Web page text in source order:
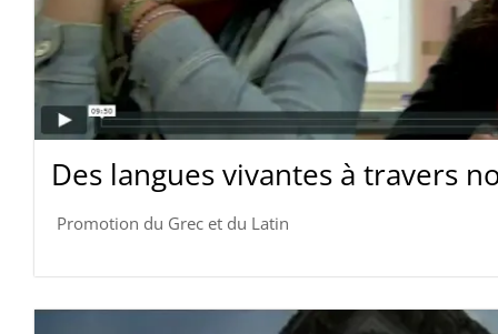
Des langues vivantes à travers
Promotion du Grec et du Latin